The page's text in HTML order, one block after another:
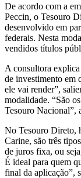
De acordo com a
Peccin, o Tesouro
desenvolvido em
federais. Nesta
vendidos títulos
A consultora
de investimento em
ele vai render”,
modalidade. “São
Tesouro Nacional”,
No Tesouro Direto,
Carine, são três
de juros fixa, ou
É ideal para quem
final da aplicação”,